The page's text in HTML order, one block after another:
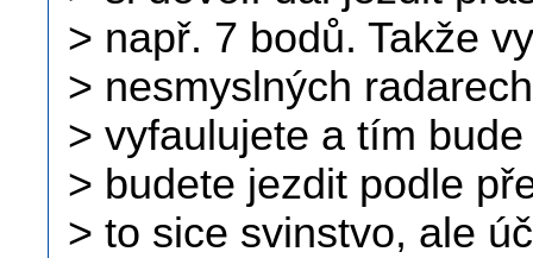
> např. 7 bodů. Takže
> nesmyslných
> vyfaulujete a tím
> budete jezdit podle
> to sice svinstvo, ale